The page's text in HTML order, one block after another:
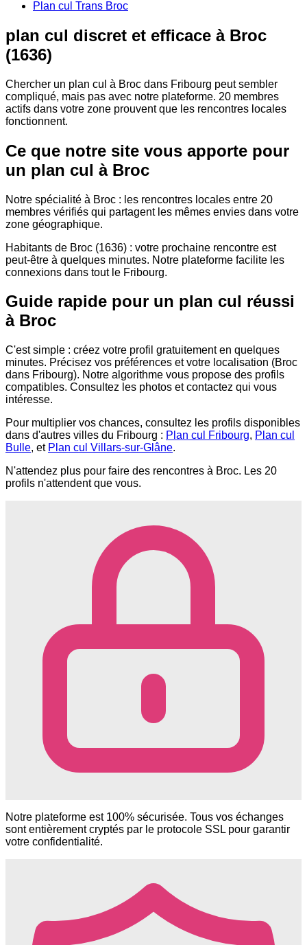
Plan cul Trans Broc
plan cul discret et efficace à Broc
(1636)
Chercher un plan cul à Broc dans Fribourg peut sembler
compliqué, mais pas avec notre plateforme. 20 membres
actifs dans votre zone prouvent que les rencontres locales
fonctionnent.
Ce que notre site vous apporte pour
un plan cul à Broc
Notre spécialité à Broc : les rencontres locales entre 20
membres vérifiés qui partagent les mêmes envies dans votre
zone géographique.
Habitants de Broc (1636) : votre prochaine rencontre est
peut-être à quelques minutes. Notre plateforme facilite les
connexions dans tout le Fribourg.
Guide rapide pour un plan cul réussi
à Broc
C'est simple : créez votre profil gratuitement en quelques
minutes. Précisez vos préférences et votre localisation (Broc
dans Fribourg). Notre algorithme vous propose des profils
compatibles. Consultez les photos et contactez qui vous
intéresse.
Pour multiplier vos chances, consultez les profils disponibles
dans d'autres villes du Fribourg : Plan cul Fribourg, Plan cul
Bulle, et Plan cul Villars-sur-Glâne.
N'attendez plus pour faire des rencontres à Broc. Les 20
profils n'attendent que vous.
Notre plateforme est 100% sécurisée. Tous vos échanges
sont entièrement cryptés par le protocole SSL pour garantir
votre confidentialité.